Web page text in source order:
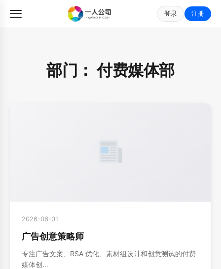
登录 注册
部门：付费媒体部
2026-06-01
广告创意策略师
专注广告文案、RSA 优化、素材组设计和创意测试的付费
媒体创…